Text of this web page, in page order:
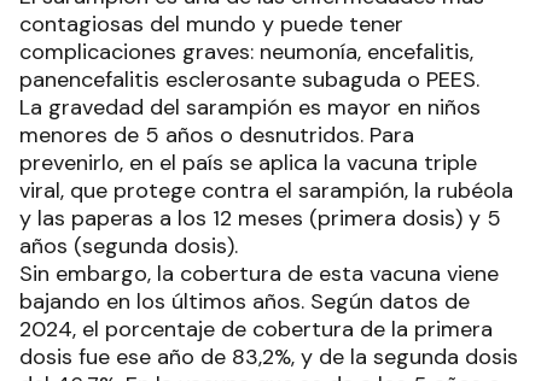
contagiosas del mundo y puede tener
complicaciones graves: neumonía, encefalitis,
panencefalitis esclerosante subaguda o PEES.
La gravedad del sarampión es mayor en niños
menores de 5 años o desnutridos. Para
prevenirlo, en el país se aplica la vacuna triple
viral, que protege contra el sarampión, la rubéola
y las paperas a los 12 meses (primera dosis) y 5
años (segunda dosis).
Sin embargo, la cobertura de esta vacuna viene
bajando en los últimos años. Según datos de
2024, el porcentaje de cobertura de la primera
dosis fue ese año de 83,2%, y de la segunda dosis